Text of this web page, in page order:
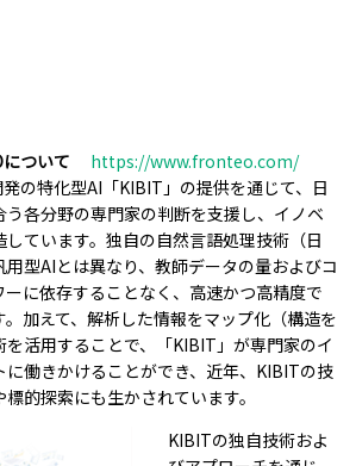
ついて
https://www.fronteo.com/
の特化型AI「KIBIT」の提供を通じて、日
各分野の専門家の判断を支援し、イノベ
ています。独自の自然言語処理技術（日
型AIとは異なり、教師データの量およびコ
ーに依存することなく、高速かつ高精度で
加えて、解析した情報をマップ化（構造を
活用することで、「KIBIT」が専門家のイ
に働きかけることができ、近年、KIBITの技
的探索にも生かされています。
KIBITの独自技術およ